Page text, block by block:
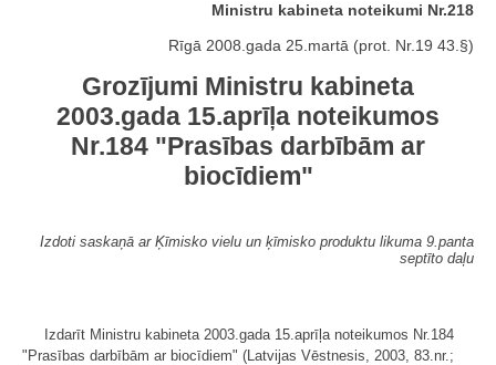
Ministru kabineta noteikumi Nr.218
Rīgā 2008.gada 25.martā (prot. Nr.19 43.§)
Grozījumi Ministru kabineta
2003.gada 15.aprīļa noteikumos
Nr.184 "Prasības darbībām ar
biocīdiem"
Izdoti saskaņā ar Ķīmisko vielu un ķīmisko produktu likuma 9.panta
septīto daļu
Izdarīt Ministru kabineta 2003.gada 15.aprīļa noteikumos Nr.184
"Prasības darbībām ar biocīdiem" (Latvijas Vēstnesis, 2003, 83.nr.;